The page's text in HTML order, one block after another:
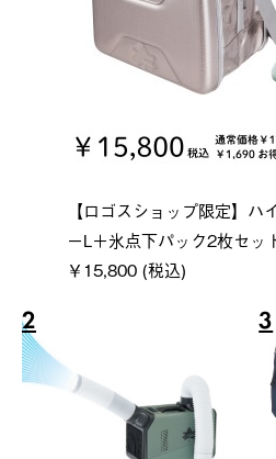
【ロゴスショップ限定】ハ
ーL＋氷点下パック2枚セッ
￥15,800 (税込)
2 3